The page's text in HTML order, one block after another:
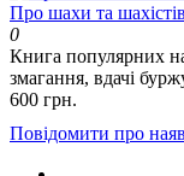
Про шахи та
0
Книга популярних
змагання, вдачі
600 грн.
Повідомити про